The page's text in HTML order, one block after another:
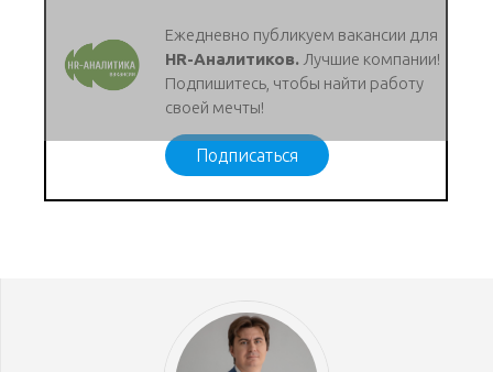
Ежедневно публикуем вакансии для
HR-Аналитиков. Лучшие компании!
Подпишитесь, чтобы найти работу
своей мечты!
Подписаться